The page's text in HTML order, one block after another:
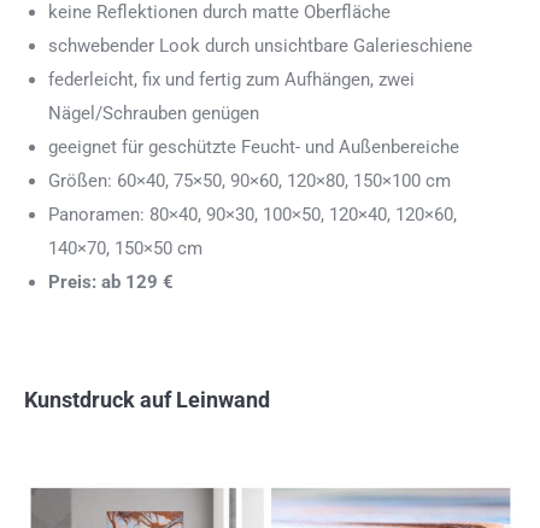
keine Reflektionen durch matte Oberfläche
schwebender Look durch unsichtbare Galerieschiene
federleicht, fix und fertig zum Aufhängen, zwei
Nägel/Schrauben genügen
geeignet für geschützte Feucht- und Außenbereiche
Größen: 60×40, 75×50, 90×60, 120×80, 150×100 cm
Panoramen: 80×40, 90×30, 100×50, 120×40, 120×60,
140×70, 150×50 cm
Preis: ab 129 €
Kunstdruck auf Leinwand